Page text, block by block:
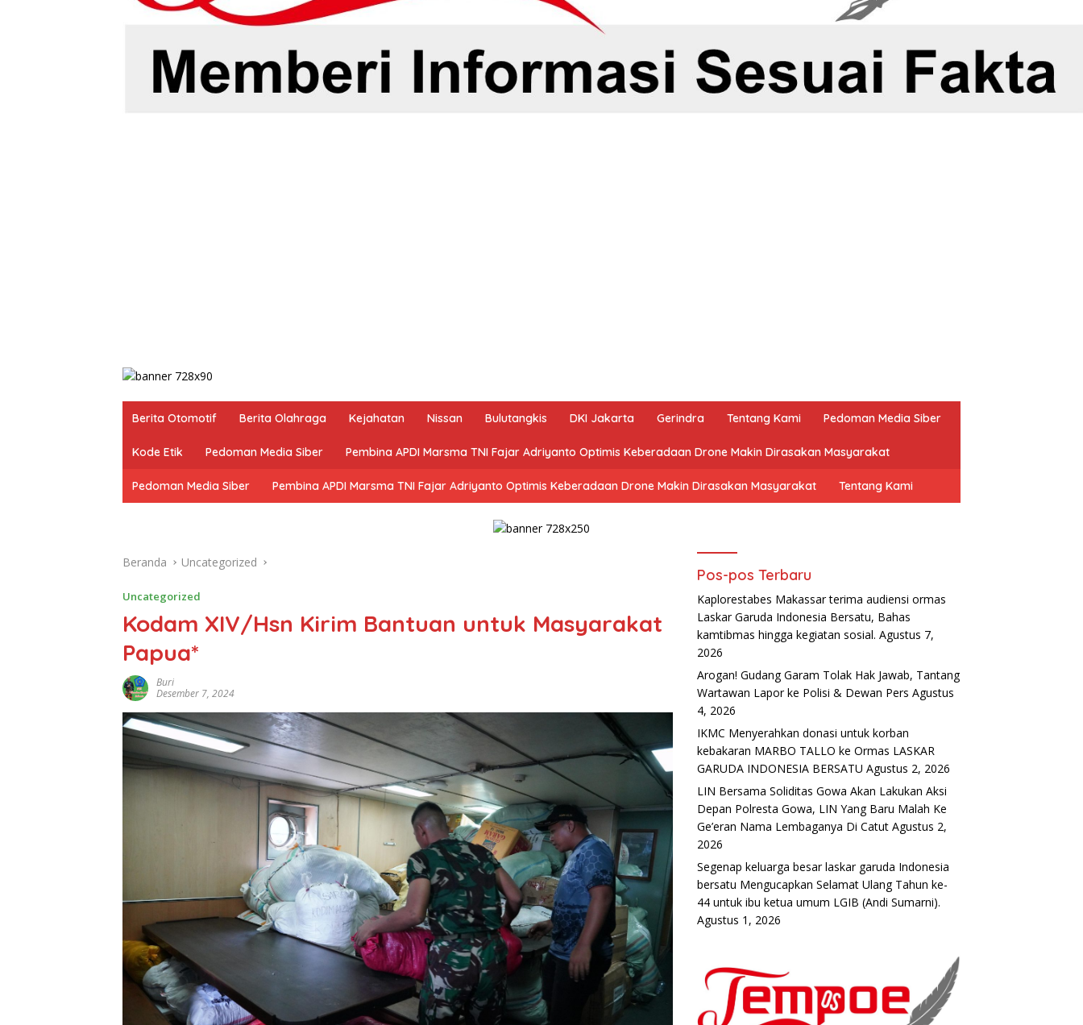
Berita Otomotif Berita Olahraga Kejahatan Nissan Bulutangkis DKI Jakarta Gerindra Tentang Kami Pedoman Media Siber
Kode Etik Pedoman Media Siber Pembina APDI Marsma TNI Fajar Adriyanto Optimis Keberadaan Drone Makin Dirasakan Masyarakat
Pedoman Media Siber Pembina APDI Marsma TNI Fajar Adriyanto Optimis Keberadaan Drone Makin Dirasakan Masyarakat Tentang Kami
Beranda Uncategorized
Uncategorized
Kodam XIV/Hsn Kirim Bantuan untuk Masyarakat
Papua*
Buri
Desember 7, 2024
Pos-pos Terbaru
Kaplorestabes Makassar terima audiensi ormas
Laskar Garuda Indonesia Bersatu, Bahas
kamtibmas hingga kegiatan sosial. Agustus 7,
2026
Arogan! Gudang Garam Tolak Hak Jawab, Tantang
Wartawan Lapor ke Polisi & Dewan Pers Agustus
4, 2026
IKMC Menyerahkan donasi untuk korban
kebakaran MARBO TALLO ke Ormas LASKAR
GARUDA INDONESIA BERSATU Agustus 2, 2026
LIN Bersama Soliditas Gowa Akan Lakukan Aksi
Depan Polresta Gowa, LIN Yang Baru Malah Ke
Ge’eran Nama Lembaganya Di Catut Agustus 2,
2026
Segenap keluarga besar laskar garuda Indonesia
bersatu Mengucapkan Selamat Ulang Tahun ke-
44 untuk ibu ketua umum LGIB (Andi Sumarni).
Agustus 1, 2026